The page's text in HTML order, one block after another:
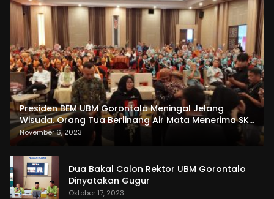
Presiden BEM UBM Gorontalo Meningal Jelang
Wisuda. Orang Tua Berlinang Air Mata Menerima SKL
dan Pemasangan Salempang
November 6, 2023
Dua Bakal Calon Rektor UBM Gorontalo
Dinyatakan Gugur
Oktober 17, 2023